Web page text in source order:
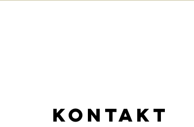
Kontakt